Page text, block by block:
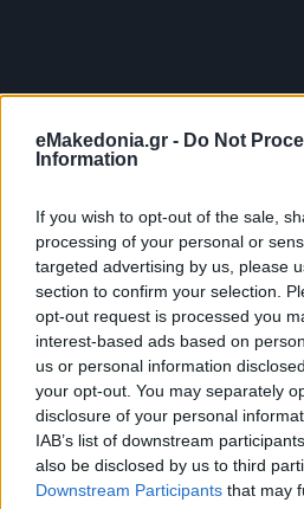
eMakedonia.gr - Do Not
Information
If you wish to opt-out of the sale,
processing of your personal or
targeted advertising by us, please
section to confirm your selection.
opt-out request is processed you
interest-based ads based on
us or personal information
your opt-out. You may separately
disclosure of your personal
IAB’s list of downstream
also be disclosed by us to third
Downstream Participants that may
Η Μούμια